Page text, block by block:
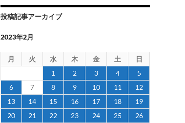
投稿記事アーカイブ
2023年2月
月 火 水 木 金 土
日
1
2 3 4
5
6
7 8 9 10 11
12
13
14 15 16 17 18
19
20
21 22 23 24 25
26